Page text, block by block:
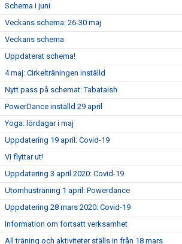
Schema i juni
Veckans schema: 26-30 maj
Veckans schema
Uppdaterat schema!
4 maj: Cirkelträningen inställd
Nytt pass på schemat: Tabataish
PowerDance inställd 29 april
Yoga: lördagar i maj
Uppdatering 19 april: Covid-19
Vi flyttar ut!
Uppdatering 3 april 2020: Covid-19
Utomhusträning 1 april: Powerdance
Uppdatering 28 mars 2020: Covid-19
Information om fortsatt verksamhet
All träning och aktiviteter ställs in från 18 mars